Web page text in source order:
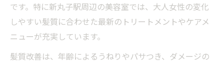
です。特に新丸子駅周辺の美容室では、大人女性の変化
しやすい髪質に合わせた最新のトリートメントやケアメ
ニューが充実しています。
髪質改善は、年齢によるうねりやパサつき、ダメージの